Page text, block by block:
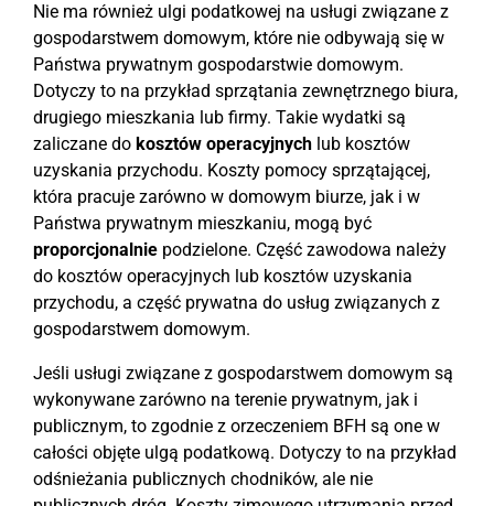
Nie ma również ulgi podatkowej na usługi związane z
gospodarstwem domowym, które nie odbywają się w
Państwa prywatnym gospodarstwie domowym.
Dotyczy to na przykład sprzątania zewnętrznego biura,
drugiego mieszkania lub firmy. Takie wydatki są
zaliczane do kosztów operacyjnych lub kosztów
uzyskania przychodu. Koszty pomocy sprzątającej,
która pracuje zarówno w domowym biurze, jak i w
Państwa prywatnym mieszkaniu, mogą być
proporcjonalnie podzielone. Część zawodowa należy
do kosztów operacyjnych lub kosztów uzyskania
przychodu, a część prywatna do usług związanych z
gospodarstwem domowym.
Jeśli usługi związane z gospodarstwem domowym są
wykonywane zarówno na terenie prywatnym, jak i
publicznym, to zgodnie z orzeczeniem BFH są one w
całości objęte ulgą podatkową. Dotyczy to na przykład
odśnieżania publicznych chodników, ale nie